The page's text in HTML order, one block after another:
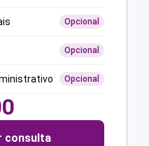
Opcional
Opcional
Opcional
consulta